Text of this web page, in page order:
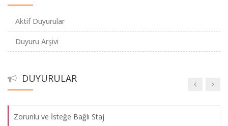
Aktif Duyurular
Duyuru Arşivi
DUYURULAR
ANNOUNCEMENT ABOUT THE MIDTERM EXAM DATES
Zorunlu ve İsteğe Bağlı Staj